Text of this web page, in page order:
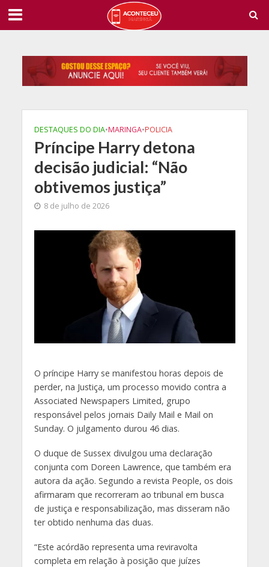
DESTAQUES DO DIA•MARINGA•POLICIA
Príncipe Harry detona
decisão judicial: “Não
obtivemos justiça”
8 de julho de 2026
O príncipe Harry se manifestou horas depois de
perder, na Justiça, um processo movido contra a
Associated Newspapers Limited, grupo
responsável pelos jornais Daily Mail e Mail on
Sunday. O julgamento durou 46 dias.
O duque de Sussex divulgou uma declaração
conjunta com Doreen Lawrence, que também era
autora da ação. Segundo a revista People, os dois
afirmaram que recorreram ao tribunal em busca
de justiça e responsabilização, mas disseram não
ter obtido nenhuma das duas.
“Este acórdão representa uma reviravolta
completa em relação à posição que juízes